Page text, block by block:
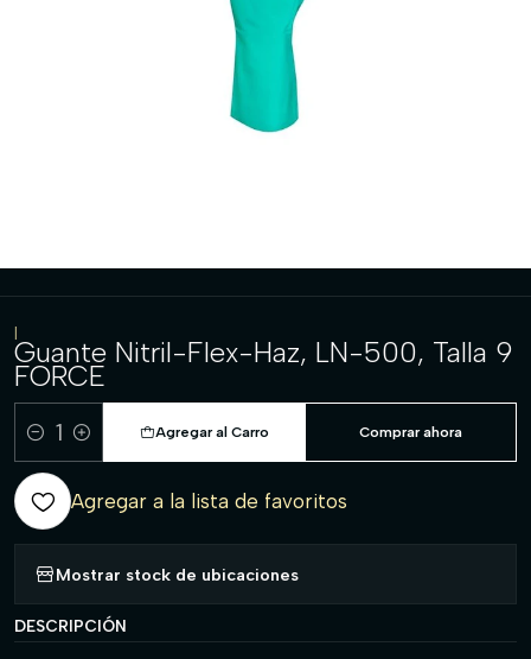
|
Guante Nitril-Flex-Haz, LN-500, Talla 9
FORCE
Cantidad
Agregar al Carro Comprar ahora
Agregar a la lista de favoritos
Mostrar stock de ubicaciones
DESCRIPCIÓN